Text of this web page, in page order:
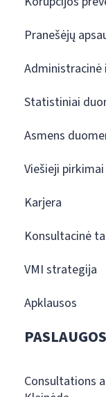
Pranešėjų
Statistiniai
Asmens
Viešieji pirkimai
Karjera
Konsultacinė
VMI strategija
Apklausos
PASLAUGOS
Consultations